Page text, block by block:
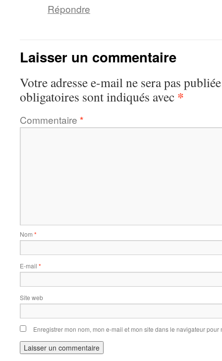
Répondre
Laisser un commentaire
Votre adresse e-mail ne sera pas
obligatoires sont indiqués avec *
Commentaire *
Nom *
E-mail *
Site web
Enregistrer mon nom, mon e-mail et mon site dans le navigateur